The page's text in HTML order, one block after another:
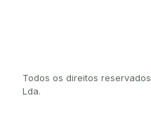
Todos os direitos
Lda.